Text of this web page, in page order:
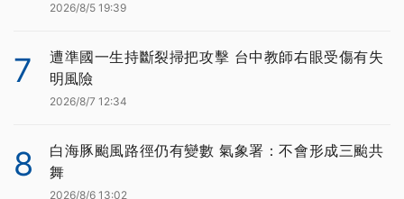
2026/8/5 19:39
7
遭準國一生持斷裂掃把攻擊 台中教師右眼受傷有失
明風險
2026/8/7 12:34
8
白海豚颱風路徑仍有變數 氣象署：不會形成三颱共
舞
2026/8/6 13:02